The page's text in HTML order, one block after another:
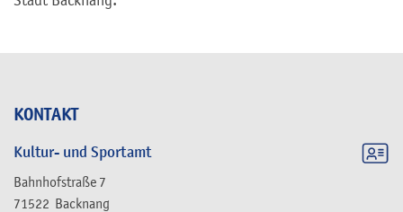
KONTAKT
Kultur- und Sportamt
Bahnhofstraße 7
71522 Backnang